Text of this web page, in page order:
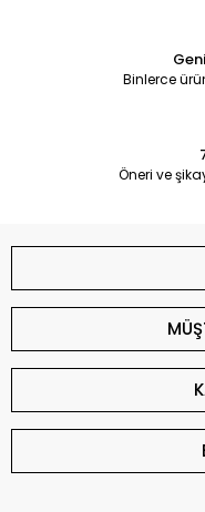
Binlerce
Öneri ve